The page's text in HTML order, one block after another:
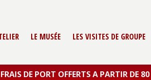
LE MUSÉE LES VISITES DE GROUPE
FRAIS DE PORT OFFERTS A PARTIR DE